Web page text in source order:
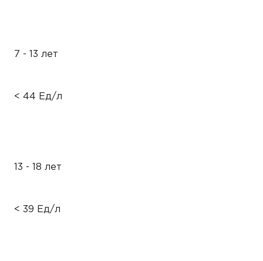
7 - 13 лет
< 44 Ед/л
13 - 18 лет
< 39 Ед/л